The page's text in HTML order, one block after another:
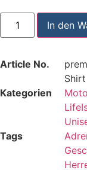
In den
Article No.
Shirt
Kategorien
Tags